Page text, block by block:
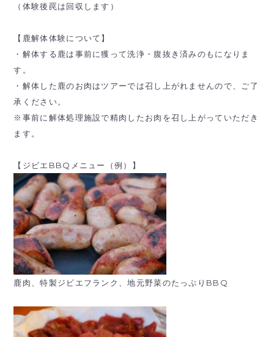
（体験後罠は回収します）
【鹿解体体験について】
・解体する鹿は事前に獲って洗浄・腹抜き済みのもになりま
す。
・解体した鹿のお肉はツアーでは召し上がれませんので、ご了
承ください。
※事前に解体処理施設で精肉したお肉を召し上がっていただき
ます。
【ジビエBBQメニュー（例）】
鹿肉、特製ジビエフランク、地元野菜のたっぷりBBQ